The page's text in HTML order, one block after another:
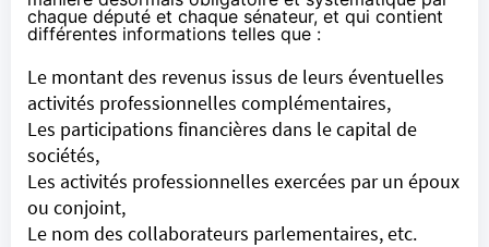
chaque député et chaque sénateur, et qui contient
différentes informations telles que :
Le montant des revenus issus de leurs éventuelles
activités professionnelles complémentaires,
Les participations financières dans le capital de
sociétés,
Les activités professionnelles exercées par un époux
ou conjoint,
Le nom des collaborateurs parlementaires, etc.